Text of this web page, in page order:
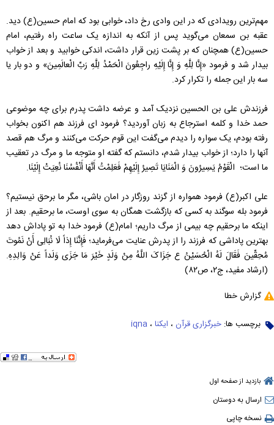
مهم‌ترین رویدادی که در این وادی رخ داد، خوابی بود که امام حسین(ع) دید.
عقبه بن سمعان مى‌‏گوید پس از آنکه به اندازه یک ساعت راه رفتیم، امام
حسین(ع) همچنان که بر پشت زین قرار داشت، اندکى خوابید و بعد از خواب
بیدار شد و فرمود «إِنَّا لِلَّهِ وَ إِنَّا إِلَیْهِ راجِعُونَ‏ الْحَمْدُ لِلَّهِ رَبِّ الْعالَمِینَ»‏ و دو بار یا
سه بار این جمله را تکرار کرد.
فرزندش على بن الحسین نزدیک آمد و عرضه داشت پدرم براى چه موضوعى
حمد خدا و کلمه استرجاع به زبان آوردید؟ فرمود اى فرزند هم اکنون بخواب
رفته بودم، یک سواره را دیدم مى‌گفت این قوم حرکت مى‌‏کنند و مرگ هم قصد
آنها را دارد؛ از خواب بیدار شدم، دانستم که گفته او متوجه ما و مرگ در تعقیب
ما است؛ الْقَوْمُ یَسِیرُونَ وَ الْمَنَایَا تَصِیرُ إِلَیْهِمْ فَعَلِمْتُ أَنَّهَا أَنْفُسُنَا نُعِیَتْ إِلَیْنَا.
على اکبر(ع) فرمود همواره از گزند روزگار در امان باشى، مگر ما برحق نیستیم؟
فرمود بله سوگند به کسى که بازگشت همگان به سوی اوست، ما برحقیم. بعد از
اینکه ما برحقیم چه بیمى از مرگ داریم؛ امام(ع) فرمود خدا به تو پاداش دهد
بهترین پاداشى که فرزند را از پدرش عنایت مى‌‏فرماید؛ فَإِنَّنَا إِذاً لَا نُبَالِی أَنْ نَمُوتَ‏
مُحِقِّینَ‏ فَقَالَ لَهُ الْحُسَیْنُ ع جَزَاکَ اللَّهُ مِنْ وَلَدٍ خَیْرَ مَا جَزَى وَلَداً عَنْ وَالِدِهِ.
(ارشاد مفید، ج۲، ص۸۲)
گزارش خطا
برچسب ها: خبرگزاری قرآن ، ایکنا ، iqna
بازدید از صفحه اول
ارسال به دوستان
نسخه چاپی